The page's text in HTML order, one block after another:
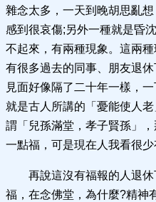
雜念太多，一天到晚胡思亂
感到很哀傷;另外一種就是昏
不起來，有兩種現象。這兩
有很多過去的同事、朋友退
見面好像隔了二十年一樣，
就是古人所講的「憂能使人
謂「兒孫滿堂，孝子賢孫」
一點福，可是現在人我看很少
再說這沒有福報的人退
福，在念佛堂，為什麼?精神